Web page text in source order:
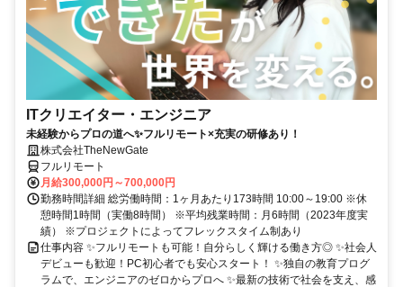
ITクリエイター・エンジニア
未経験からプロの道へ✨フルリモート×充実の研修あり！
株式会社TheNewGate
フルリモート
月給300,000円～700,000円
勤務時間詳細 総労働時間：1ヶ月あたり173時間 10:00～19:00 ※休
憩時間1時間（実働8時間） ※平均残業時間：月6時間（2023年度実
績） ※プロジェクトによってフレックスタイム制あり
仕事内容 ✨フルリモートも可能！自分らしく輝ける働き方◎ ✨社会人
デビューも歓迎！PC初心者でも安心スタート！ ✨独自の教育プログ
ラムで、エンジニアのゼロからプロへ ✨最新の技術で社会を支え、感